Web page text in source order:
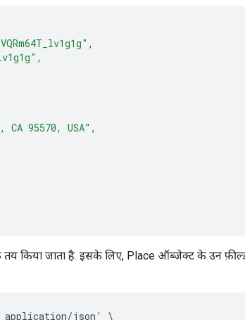
,
,
95570, USA" ,
किया जाता है. इसके लिए, Place ऑब्जेक्ट के उन फ़ील्ड
application/json' \